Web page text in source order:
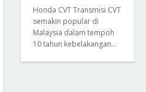
Honda CVT Transmisi CVT
semakin popular di
Malaysia dalam tempoh
10 tahun kebelakangan…